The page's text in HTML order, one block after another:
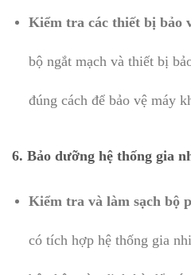
Kiểm tra các thiết bị bảo
bộ ngắt mạch và thiết bị
đúng cách để bảo vệ máy
6. Bảo dưỡng hệ thống gia
Kiểm tra và làm sạch bộ
có tích hợp hệ thống gia